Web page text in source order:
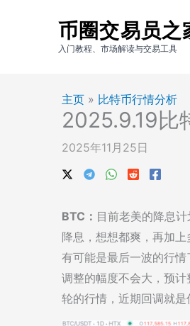
币圈交易员之
入门教程、市场解读与交易工具
主页 » 比特币行情分析
2025.9.19比
2025年11月25日
BTC： 目前老美的降息
降息，想想都爽，再加
有可能是最后一波的行
调整的幅度不会大，预
轮的行情，近期回调就是